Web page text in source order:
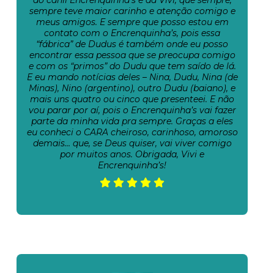
sempre teve maior carinho e atenção comigo e
meus amigos. E sempre que posso estou em
contato com o Encrenquinha’s, pois essa
“fábrica” de Dudus é também onde eu posso
encontrar essa pessoa que se preocupa comigo
e com os “primos” do Dudu que tem saído de lá.
E eu mando notícias deles – Nina, Dudu, Nina (de
Minas), Nino (argentino), outro Dudu (baiano), e
mais uns quatro ou cinco que presenteei. E não
vou parar por aí, pois o Encrenquinha’s vai fazer
parte da minha vida pra sempre. Graças a eles
eu conheci o CARA cheiroso, carinhoso, amoroso
demais… que, se Deus quiser, vai viver comigo
por muitos anos. Obrigada, Vivi e
Encrenquinha’s!